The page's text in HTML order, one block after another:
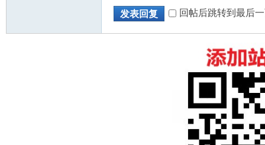
发表回复 回帖后跳转到最后